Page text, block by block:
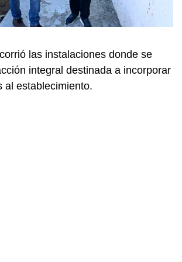
las instalaciones donde se
integral destinada a incorporar
al establecimiento.